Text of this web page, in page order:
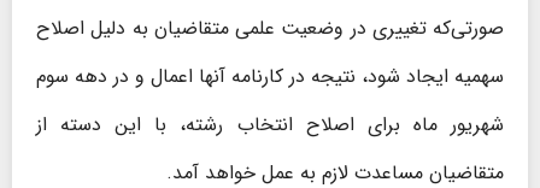
صورتی‌که تغییری در وضعیت علمی متقاضیان به دلیل اصلاح
سهمیه ایجاد شود، نتیجه در کارنامه آنها اعمال و در دهه سوم
شهریور ماه برای اصلاح انتخاب رشته، با این دسته از
متقاضیان مساعدت لازم به عمل خواهد آمد.